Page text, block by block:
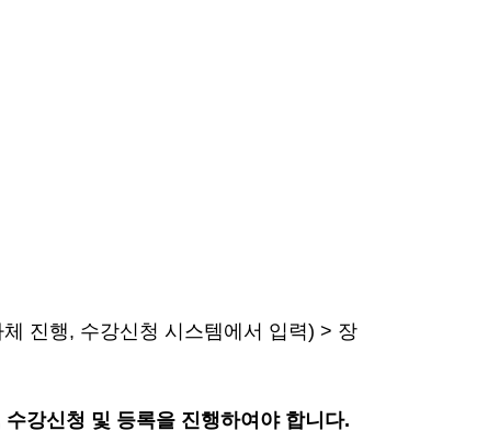
진행, 수강신청 시스템에서 입력) > 장
강신청 및 등록을 진행하여야 합니다.